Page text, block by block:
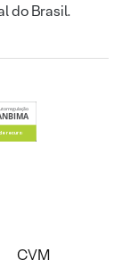
do Brasil.
CVM